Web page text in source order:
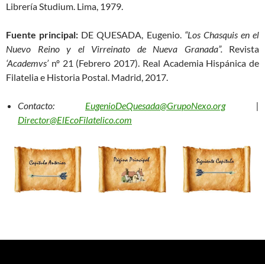
Librería Studium. Lima, 1979.
Fuente principal: DE QUESADA, Eugenio. “Los Chasquis en el
Nuevo Reino y el Virreinato de Nueva Granada”. Revista
‘Academvs’nº 21 (Febrero 2017). Real Academia Hispánica de
Filatelia e Historia Postal. Madrid, 2017.
Contacto: EugenioDeQuesada@GrupoNexo.org|
Director@ElEcoFilatelico.com